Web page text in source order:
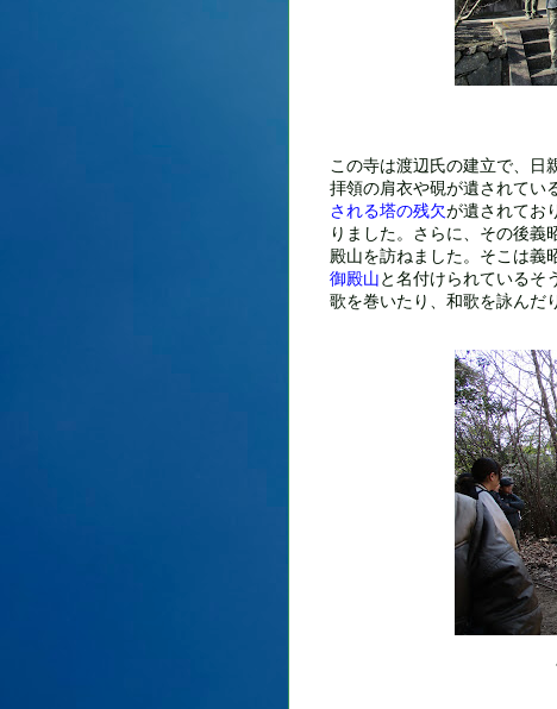
この寺は渡辺氏の建立で、日
拝領の肩衣や硯が遺されてい
される塔の残欠が遺されてお
りました。さらに、その後義
殿山を訪ねました。そこは義
御殿山と名付けられているそ
歌を巻いたり、和歌を詠んだ